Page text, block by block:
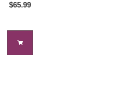
$65.99